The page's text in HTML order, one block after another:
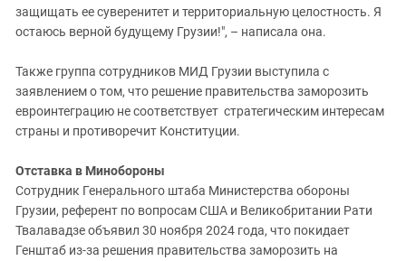
защищать ее суверенитет и территориальную целостность. Я
остаюсь верной будущему Грузии!", – написала она.
Также группа сотрудников МИД Грузии выступила с
заявлением о том, что решение правительства заморозить
евроинтеграцию не соответствует стратегическим интересам
страны и противоречит Конституции.
Отставка в Минобороны
Сотрудник Генерального штаба Министерства обороны
Грузии, референт по вопросам США и Великобритании Рати
Твалавадзе объявил 30 ноября 2024 года, что покидает
Генштаб из-за решения правительства заморозить на